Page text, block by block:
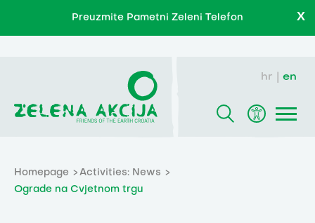
Preuzmite Pametni Zeleni Telefon X
hr en
Homepage
Activities: News
Ograde na Cvjetnom trgu